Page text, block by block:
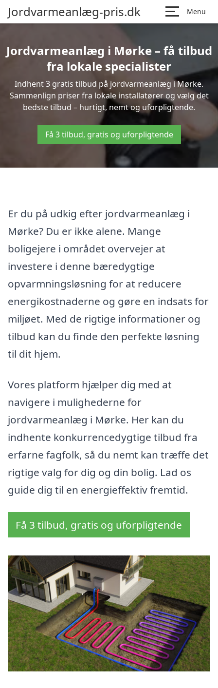
Jordvarmeanlæg-pris.dk Menu
Jordvarmeanlæg i Mørke – få tilbud
fra lokale specialister
Indhent 3 gratis tilbud på jordvarmeanlæg i Mørke.
Sammenlign priser fra lokale installatører og vælg det
bedste tilbud – hurtigt, nemt og uforpligtende.
Få 3 tilbud, gratis og uforpligtende
Er du på udkig efter jordvarmeanlæg i
Mørke? Du er ikke alene. Mange
boligejere i området overvejer at
investere i denne bæredygtige
opvarmningsløsning for at reducere
energikostnaderne og gøre en indsats for
miljøet. Med de rigtige informationer og
tilbud kan du finde den perfekte løsning
til dit hjem.
Vores platform hjælper dig med at
navigere i mulighederne for
jordvarmeanlæg i Mørke. Her kan du
indhente konkurrencedygtige tilbud fra
erfarne fagfolk, så du nemt kan træffe det
rigtige valg for dig og din bolig. Lad os
guide dig til en energieffektiv fremtid.
Få 3 tilbud, gratis og uforpligtende